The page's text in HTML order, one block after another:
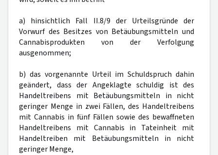
a) hinsichtlich Fall II.8/9 der Urteilsgründe der
Vorwurf des Besitzes von Betäubungsmitteln und
Cannabisprodukten von der Verfolgung
ausgenommen;
b) das vorgenannte Urteil im Schuldspruch dahin
geändert, dass der Angeklagte schuldig ist des
Handeltreibens mit Betäubungsmitteln in nicht
geringer Menge in zwei Fällen, des Handeltreibens
mit Cannabis in fünf Fällen sowie des bewaffneten
Handeltreibens mit Cannabis in Tateinheit mit
Handeltreiben mit Betäubungsmitteln in nicht
geringer Menge,